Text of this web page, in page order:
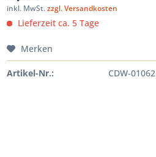
inkl. MwSt.zzgl. Versandkosten
Lieferzeit ca. 5 Tage
Merken
Artikel-Nr.: CDW-01062